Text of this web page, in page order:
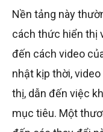
Nền tảng này
cách thức hiển thị
đến cách video
nhật kịp thời,
thị, dẫn đến việc
mục tiêu. Một